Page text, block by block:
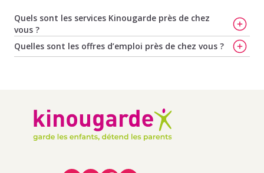
Quels sont les services Kinougarde près de chez
vous ?
Trouvez votre baby-sitter à Clermont-Ferrand
Trouvez
votre nounou à Clermont-Ferrand
Quelles sont les offres d’emploi près de chez vous ?
Gerzat
Offres d'emploi de baby-sitting à Vertaizon
d'emploi de baby-sitting à Vassel Offres d'emploi de
baby-sitting à Chauriat
Offres d'emploi de baby-sitting